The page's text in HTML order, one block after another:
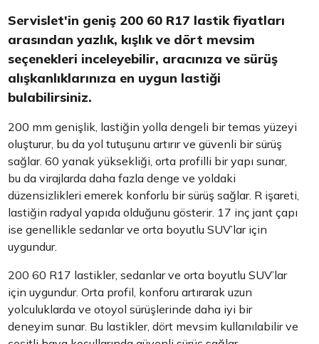
Servislet'in geniş 200 60 R17 lastik fiyatları
arasından yazlık, kışlık ve dört mevsim
seçenekleri inceleyebilir, aracınıza ve sürüş
alışkanlıklarınıza en uygun lastiği
bulabilirsiniz.
200 mm genişlik, lastiğin yolla dengeli bir temas yüzeyi
oluşturur, bu da yol tutuşunu artırır ve güvenli bir sürüş
sağlar. 60 yanak yüksekliği, orta profilli bir yapı sunar,
bu da virajlarda daha fazla denge ve yoldaki
düzensizlikleri emerek konforlu bir sürüş sağlar. R işareti,
lastiğin radyal yapıda olduğunu gösterir. 17 inç jant çapı
ise genellikle sedanlar ve orta boyutlu SUV’lar için
uygundur.
200 60 R17 lastikler, sedanlar ve orta boyutlu SUV’lar
için uygundur. Orta profil, konforu artırarak uzun
yolculuklarda ve otoyol sürüşlerinde daha iyi bir
deneyim sunar. Bu lastikler, dört mevsim kullanılabilir ve